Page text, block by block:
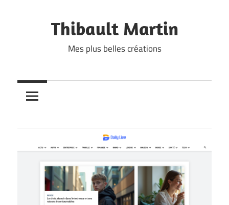
Thibault Martin
Mes plus belles créations